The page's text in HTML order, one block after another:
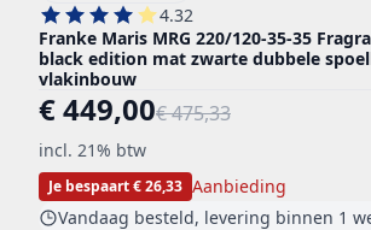
4.32
Franke Maris MRG 220/120-35-35
black edition mat zwarte dubbele
vlakinbouw
€ 449,00€ 475,33
incl. 21% btw
Je bespaart € 26,33 Aanbieding
Vandaag besteld, levering binnen 1